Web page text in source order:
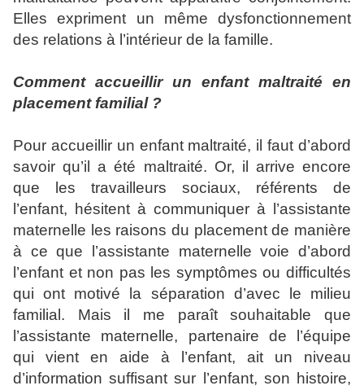
Elles expriment un même dysfonctionnement
des relations à l’intérieur de la famille.
Comment accueillir un enfant maltraité en
placement familial ?
Pour accueillir un enfant maltraité, il faut d’abord
savoir qu’il a été maltraité. Or, il arrive encore
que les travailleurs sociaux, référents de
l’enfant, hésitent à communiquer à l’assistante
maternelle les raisons du placement de manière
à ce que l’assistante maternelle voie d’abord
l’enfant et non pas les symptômes ou difficultés
qui ont motivé la séparation d’avec le milieu
familial. Mais il me paraît souhaitable que
l’assistante maternelle, partenaire de l’équipe
qui vient en aide à l’enfant, ait un niveau
d’information suffisant sur l’enfant, son histoire,